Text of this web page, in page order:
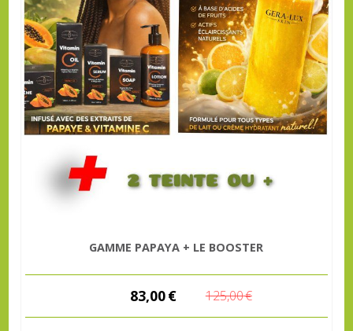
GAMME PAPAYA + LE BOOSTER
83,00€ 125,00€